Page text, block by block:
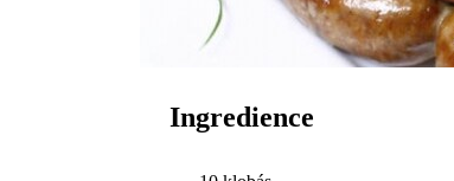
Ingredience